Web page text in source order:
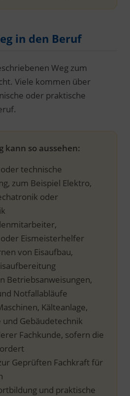
in den Beruf
Weg zum
Viele kommen über
oder praktische
kann so aussehen:
technische
zum Beispiel Elektro,
oder
Eismeisterhelfer
von Eisaufbau,
Betriebsanweisungen,
Notfallabläufe
Kälteanlage,
und Gebäudetechnik
Fachkunde, sofern die
Geprüften Fachkraft für
und praktische